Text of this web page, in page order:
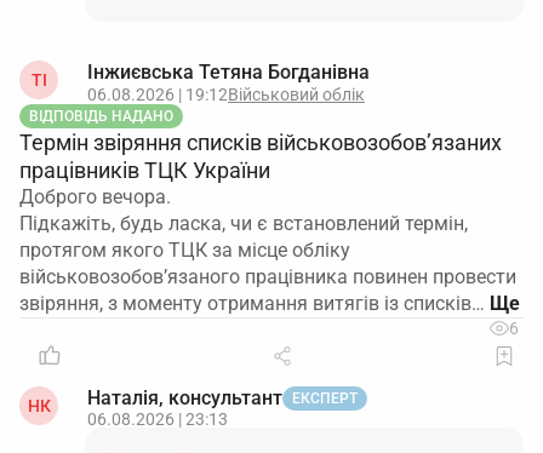
ТІ Інжиєвська Тетяна Богданівна
06.08.2026 | 19:12Військовий облік
ВІДПОВІДЬ НАДАНО
Термін звіряння списків військовозобов’язаних
працівників ТЦК України
Доброго вечора.
Підкажіть, будь ласка, чи є встановлений термін,
протягом якого ТЦК за місце обліку
військовозобов’язаного працівника повинен провести
звіряння, з моменту отримання витягів із списків…
6
НК Наталія, консультант ЕКСПЕРТ
06.08.2026 | 23:13